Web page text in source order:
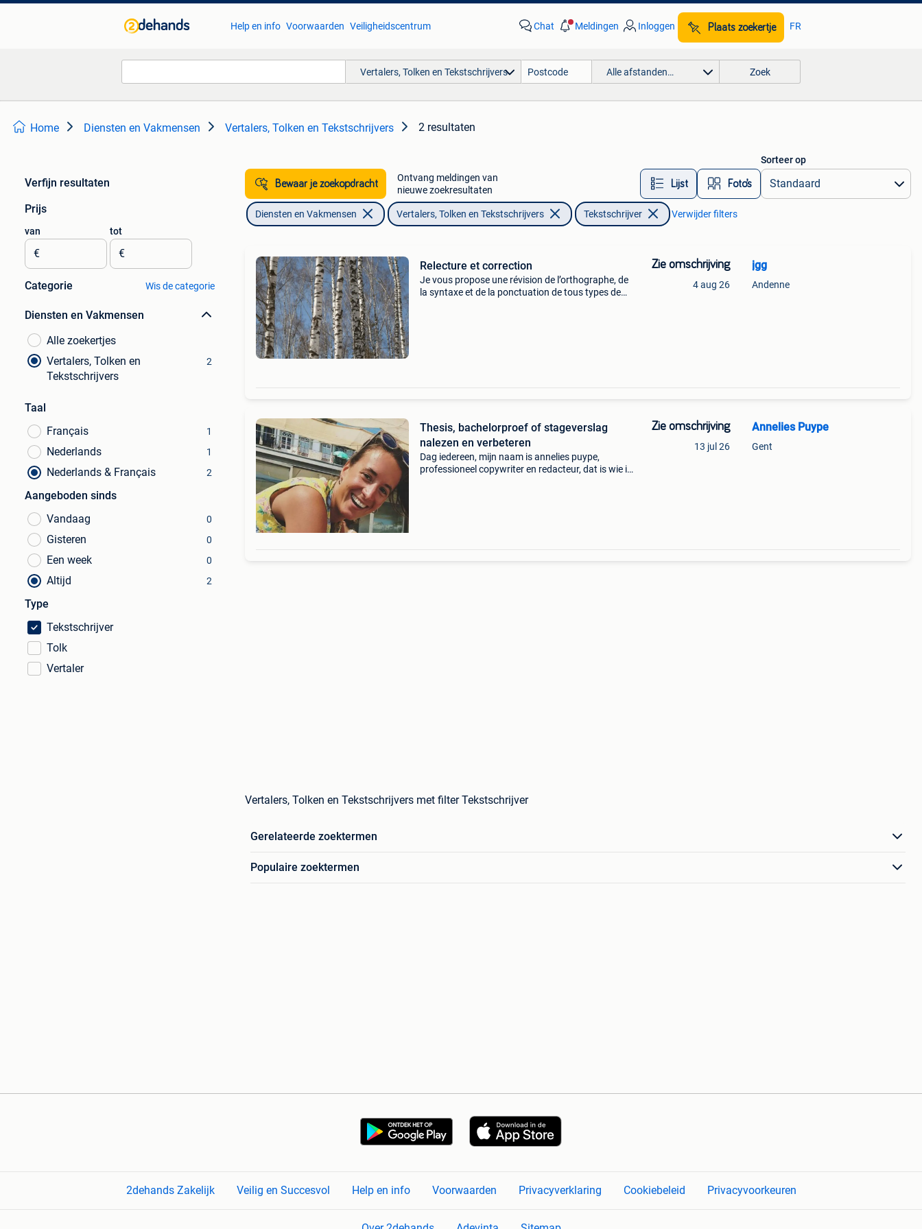
Help en info Voorwaarden Veiligheidscentrum Chat Meldingen Inloggen Plaats zoekertje FR
Vertalers, Tolken en Tekstschrijvers Alle afstanden… Zoek
Home Diensten en Vakmensen Vertalers, Tolken en Tekstschrijvers 2 resultaten
Verfijn resultaten
Prijs
van
€
tot
€
Categorie Wis de categorie
Diensten en Vakmensen
Alle zoekertjes
Vertalers, Tolken en
Tekstschrijvers
2
Taal
Français
1
Nederlands 1
Nederlands & Français 2
Aangeboden sinds
Vandaag
0
Gisteren 0
Een week 0
Altijd 2
Type
Tekstschrijver
Tolk
Vertaler
Bewaar je zoekopdracht
Ontvang meldingen van
nieuwe zoekresultaten
Lijst Foto’s
Sorteer op
Diensten en Vakmensen Vertalers, Tolken en Tekstschrijvers Tekstschrijver Verwijder filters
Relecture et correction
Je vous propose une révision de l’orthographe, de
la syntaxe et de la ponctuation de tous types de
Zie omschrijving
4 aug 26
jgg
Andenne
Thesis, bachelorproef of stageverslag
nalezen en verbeteren
Dag iedereen, mijn naam is annelies puype,
professioneel copywriter en redacteur, dat is wie ik
Zie omschrijving
13 jul 26
Annelies Puype
Gent
Vertalers, Tolken en Tekstschrijvers met filter Tekstschrijver
Gerelateerde zoektermen
Populaire zoektermen
2dehands Zakelijk Veilig en Succesvol Help en info Voorwaarden Privacyverklaring Cookiebeleid Privacyvoorkeuren